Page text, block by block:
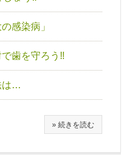
感染病」
歯を守ろう‼
は…
» 続きを読む